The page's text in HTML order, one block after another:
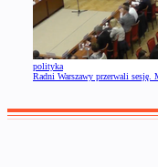
polityka
Radni Warszawy przerwali sesję.